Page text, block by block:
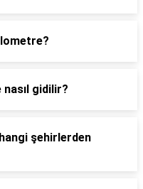
gidilir?
şehirlerden